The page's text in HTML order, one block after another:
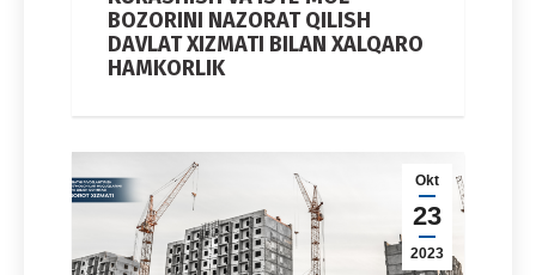
BOZORINI NAZORAT QILISH
DAVLAT XIZMATI BILAN XALQARO
HAMKORLIK
Okt
23
2023